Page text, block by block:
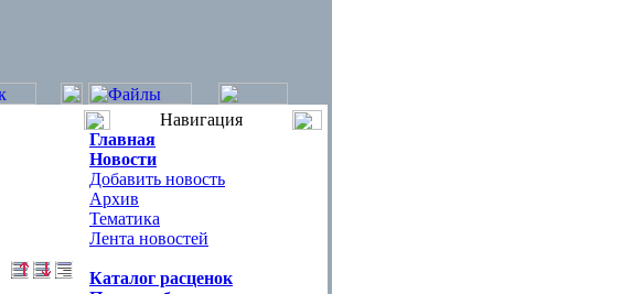
Навигация
Главная
Новости
Добавить новость
Архив
Тематика
Лента новостей
Каталог расценок